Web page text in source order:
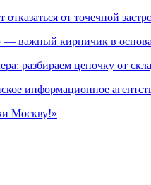
от точечной
важный кирпичик в
разбираем цепочку от
информационное
Москву!»